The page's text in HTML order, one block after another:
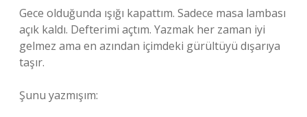
Gece olduğunda ışığı kapattım. Sadece masa lambası
açık kaldı. Defterimi açtım. Yazmak her zaman iyi
gelmez ama en azından içimdeki gürültüyü dışarıya
taşır.
Şunu yazmışım: